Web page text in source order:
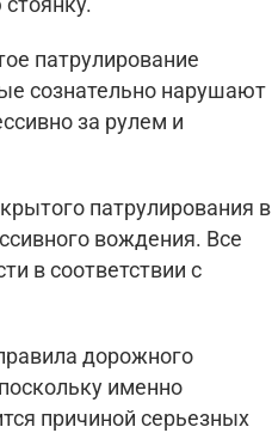
патрулирование
сознательно нарушают
за рулем и
патрулирования в
вождения. Все
в соответствии с
дорожного
именно
причиной серьезных